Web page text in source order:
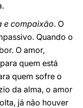
e compaixão. O
Quando o
O amor,
quem está
quem sofre o
da alma, o amor
já não houver